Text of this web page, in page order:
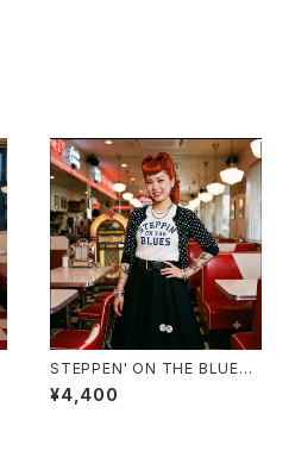
STEPPEN' ON THE BLUES
T-SHIRT
¥4,400